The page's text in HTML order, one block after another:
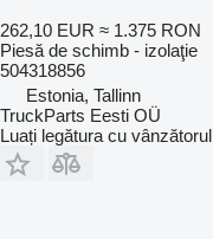
262,10 EUR ≈ 1.375 RON
Piesă de schimb - izolaţie
504318856
Estonia, Tallinn
TruckParts Eesti OÜ
Luați legătura cu vânzătorul